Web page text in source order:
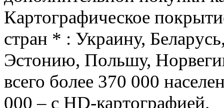
Картографическое
стран * : Украину,
Эстонию, Польшу,
всего более 370 000
000 – с HD-картографией.